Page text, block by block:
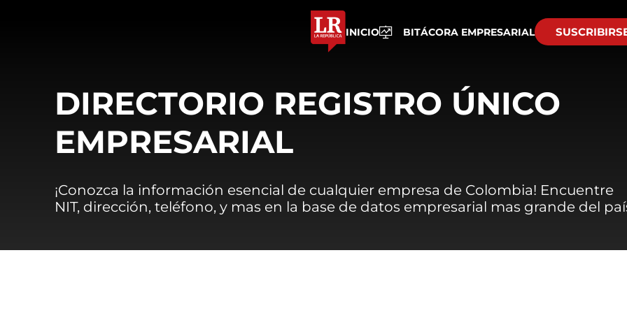
INICIO BITÁCORA EMPRESARIAL
DIRECTORIO REGISTRO ÚNICO
EMPRESARIAL
¡Conozca la información esencial de cualquier empresa de Colombia! Encuentre
NIT, dirección, teléfono, y mas en la base de datos empresarial mas grande del